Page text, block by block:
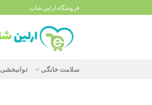
to
فروشگاه ارلین شاپ
سلامت خانگی توانبخشی